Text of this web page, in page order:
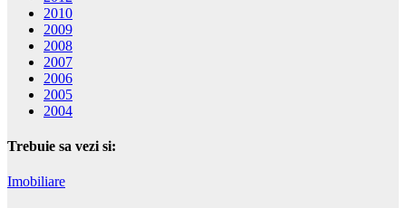
2010
2009
2008
2007
2006
2005
2004
Trebuie sa vezi si:
Imobiliare